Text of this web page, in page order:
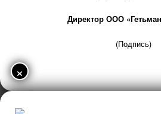
Директор ООО
(Подпись)
×